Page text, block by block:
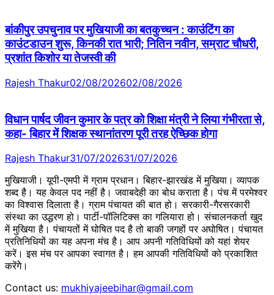
बांकीपुर उपचुनाव पर मुखियाजी का बतकुच्चन : काउंटिंग का
काउंटडाउन शुरू, किनकी रात भारी; नितिन नवीन, सम्राट चौधरी,
प्रशांत किशोर या तेजस्वी की
Rajesh Thakur02/08/202602/08/2026
विधान पार्षद जीवन कुमार के पत्र को शिक्षा मंत्री ने लिया गंभीरता से,
कहा- बिहार में शिक्षक स्थानांतरण पूरी तरह ऐच्छिक होगा
Rajesh Thakur31/07/202631/07/2026
मुखियाजी। यूपी-एमपी में ग्राम प्रधान। बिहार-झारखंड में मुखिया। व्यापक
शब्द है। यह केवल पद नहीं है। जवाबदेही का बोध कराता है। पंच में परमेश्वर
का विश्वास दिलाता है। ग्राम पंचायत की बात हो। सरकारी-गैरसरकारी
संस्था का उद्धरण हो। पार्टी-पॉलिटिक्स का गलियारा हो। संचालनकर्ता खुद
में मुखिया है। पंचायतों में घोषित पद है तो बाकी जगहों पर अघोषित। पंचायत
प्रतिनिधियों का यह अपना मंच है। आप अपनी गतिविधियों को यहां शेयर
करें। इस मंच पर आपका स्वागत है। हम आपकी गतिविधियों को प्रकाशित
करेंगेे।
Contact us: mukhiyajeebihar@gmail.com